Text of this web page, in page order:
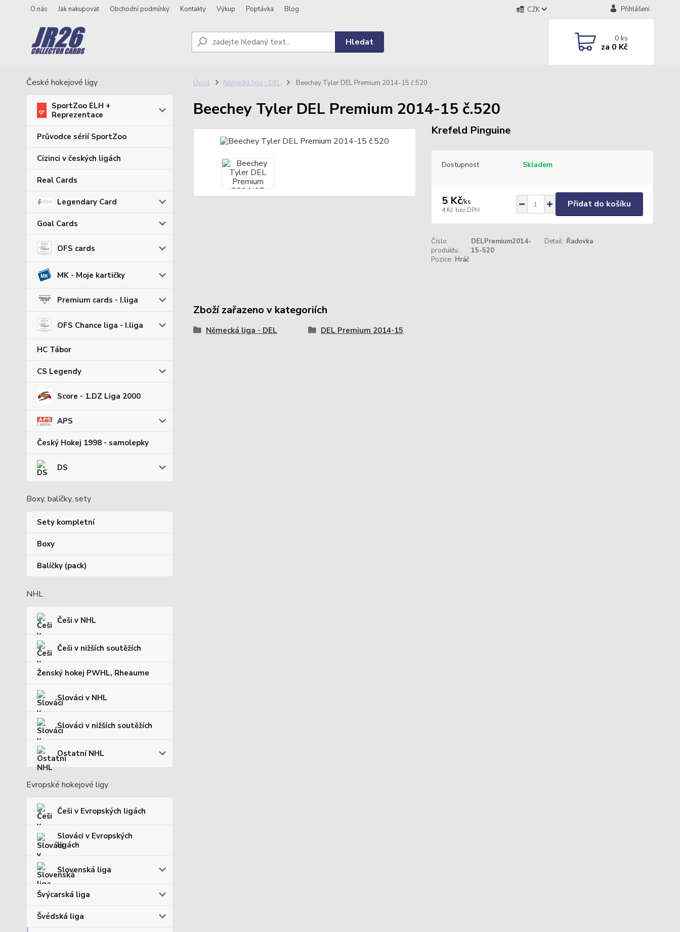
O nás Jak nakupovat Obchodní podmínky Kontakty Výkup Poptávka Blog CZK Přihlášení
Hledat 0ks
za 0 Kč
České hokejové ligy
SportZoo ELH +
Reprezentace
Průvodce sérií SportZoo
Cizinci v českých ligách
Real Cards
Legendary Card
Goal Cards
OFS cards
MK - Moje kartičky
Premium cards - I.liga
OFS Chance liga - I.liga
HC Tábor
CS Legendy
Score - 1.DZ Liga 2000
APS
Český Hokej 1998 - samolepky
DS
Boxy, balíčky, sety
Sety kompletní
Boxy
Balíčky (pack)
NHL
Češi v NHL
Češi v nižších soutěžích
Ženský hokej PWHL, Rheaume
Slováci v NHL
Slováci v nižších soutěžích
Ostatní NHL
Evropské hokejové ligy
Češi v Evropských ligách
Slováci v Evropských
ligách
Slovenská liga
Švýcarská liga
Švédská liga
Úvod Německá liga - DEL Beechey Tyler DEL Premium 2014-15 č.520
Beechey Tyler DEL Premium 2014-15 č.520
Krefeld Pinguine
Dostupnost Skladem
5 Kč/ks
4 Kč bez DPH
Přidat do košíku
Číslo
produktu:
DELPremium2014-
15-520
Detail: Řadovka
Pozice: Hráč
Zboží zařazeno v kategoriích
Německá liga - DEL DEL Premium 2014-15